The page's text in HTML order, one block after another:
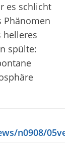
es schlicht
Phänomen
helleres
spülte:
n0908/